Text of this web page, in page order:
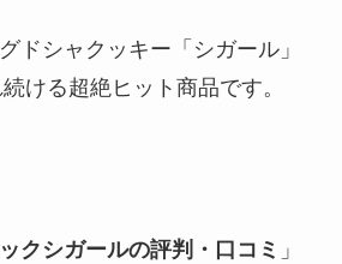
ドシャクッキー「シガール」
ける超絶ヒット商品です。
クシガールの評判・口コミ 」